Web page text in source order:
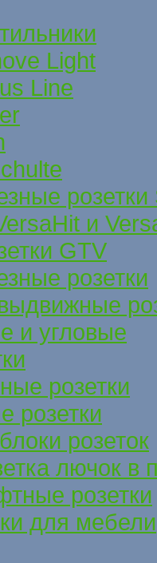
Light
Line
розетки
и
GTV
розетки
и угловые
розетки
розетки
розеток
лючок в
розетки
для мебели